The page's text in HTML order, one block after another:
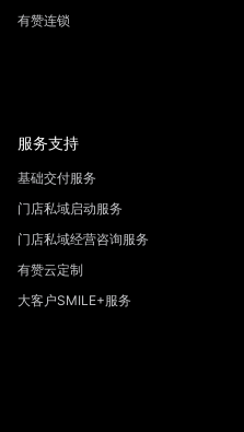
有赞连锁
服务支持
基础交付服务
门店私域启动服务
门店私域经营咨询服务
有赞云定制
大客户SMILE+服务